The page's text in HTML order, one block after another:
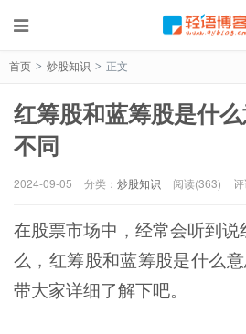
首页 > 炒股知识 > 正文
红筹股和蓝筹股是什
不同
2024-09-05 分类： 炒股知识 阅读(363)
在股票市场中，经常会听到
么，红筹股和蓝筹股是什么
带大家详细了解下吧。